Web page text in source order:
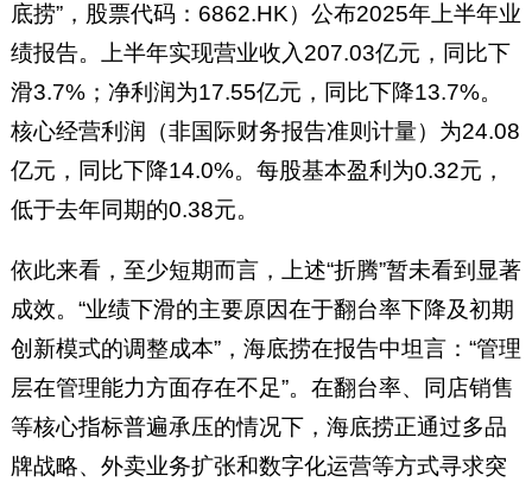
底捞”，股票代码：6862.HK）公布2025年上半年业
绩报告。上半年实现营业收入207.03亿元，同比下
滑3.7%；净利润为17.55亿元，同比下降13.7%。
核心经营利润（非国际财务报告准则计量）为24.08
亿元，同比下降14.0%。每股基本盈利为0.32元，
低于去年同期的0.38元。
依此来看，至少短期而言，上述“折腾”暂未看到显著
成效。“业绩下滑的主要原因在于翻台率下降及初期
创新模式的调整成本”，海底捞在报告中坦言：“管理
层在管理能力方面存在不足”。在翻台率、同店销售
等核心指标普遍承压的情况下，海底捞正通过多品
牌战略、外卖业务扩张和数字化运营等方式寻求突